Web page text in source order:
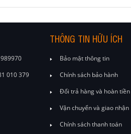
010 379
THÔNG TIN HỮU ÍCH
Bảo mật thông tin
Chính sách bảo hành
Đổi trả hàng và hoàn tiền
Vận chuyển và giao nhận
Chính sách thanh toán